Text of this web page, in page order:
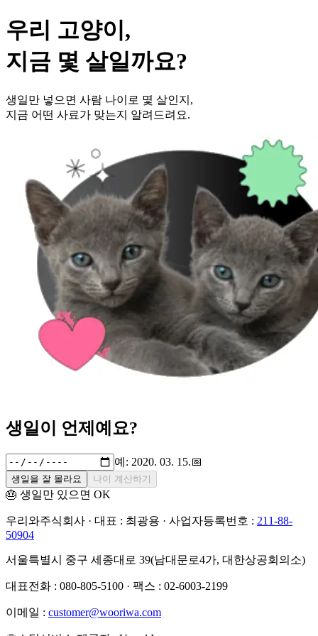
우리 고양이,
지금 몇 살일까요?
생일만 넣으면 사람 나이로 몇 살인지,
지금 어떤 사료가 맞는지 알려드려요.
생일이 언제예요?
예: 2020. 03. 15. 📅
생일을 잘 몰라요 나이 계산하기
🎂 생일만 있으면 OK
우리와주식회사 · 대표 : 최광용 · 사업자등록번호 : 211-88-
50904
서울특별시 중구 세종대로 39(남대문로4가, 대한상공회의소)
대표전화 : 080-805-5100 · 팩스 : 02-6003-2199
이메일 : customer@wooriwa.com